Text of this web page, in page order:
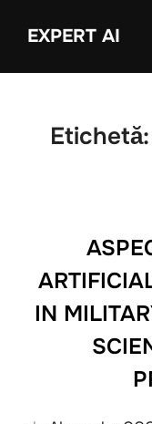
EXPERT AI
Etichetă:
IN